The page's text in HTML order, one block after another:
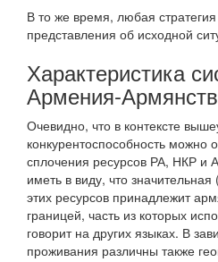
В то же время, любая
представления об исходной
Характеристика
Армения-
Очевидно, что в контексте
конкурентоспособность можно
сплочения ресурсов РА, НКР и
иметь в виду, что
этих ресурсов принадлежит
границей, часть из которых
говорит на других языках. В
проживания различны также